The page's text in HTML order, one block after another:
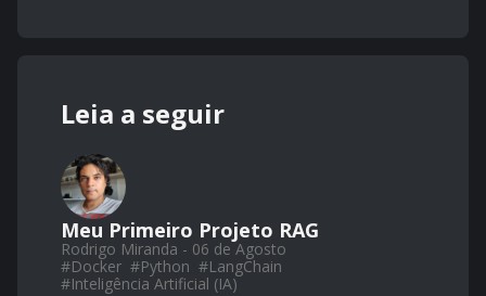
Leia a seguir
Meu Primeiro Projeto RAG
Rodrigo Miranda - 06 de Agosto
#Docker #Python #LangChain
#Inteligência Artificial (IA)